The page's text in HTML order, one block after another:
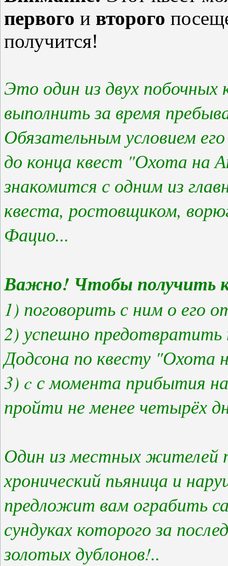
первого и второго
получится!
Это один из двух
выполнить за время
Обязательным условием
до конца квест "Охота на
знакомится с одним из
квеста, ростовщиком,
Фацио...
Важно! Чтобы получить
1) поговорить с ним о его
2) успешно
Додсона по квесту "Охота
3) c с момента прибытия
пройти не менее четырёх
Один из местных жителей
хронический пьяница и
предложит вам ограбить
сундуках которого за
золотых дублонов!..